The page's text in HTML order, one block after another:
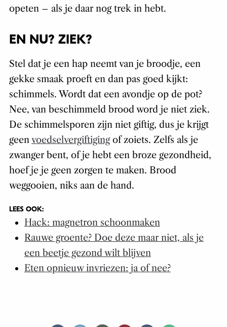
opeten – als je daar nog trek in hebt.
EN NU? ZIEK?
Stel dat je een hap neemt van je broodje, een
gekke smaak proeft en dan pas goed kijkt:
schimmels. Wordt dat een avondje op de pot?
Nee, van beschimmeld brood word je niet ziek.
De schimmelsporen zijn niet giftig, dus je krijgt
geenvoedselvergiftigingof zoiets. Zelfs als je
zwanger bent, of je hebt een broze gezondheid,
hoef je je geen zorgen te maken. Brood
weggooien, niks aan de hand.
LEES OOK:
Hack: magnetron schoonmaken
Rauwe groente? Doe deze maar niet, als je
een beetje gezond wilt blijven
Eten opnieuw invriezen: ja of nee?